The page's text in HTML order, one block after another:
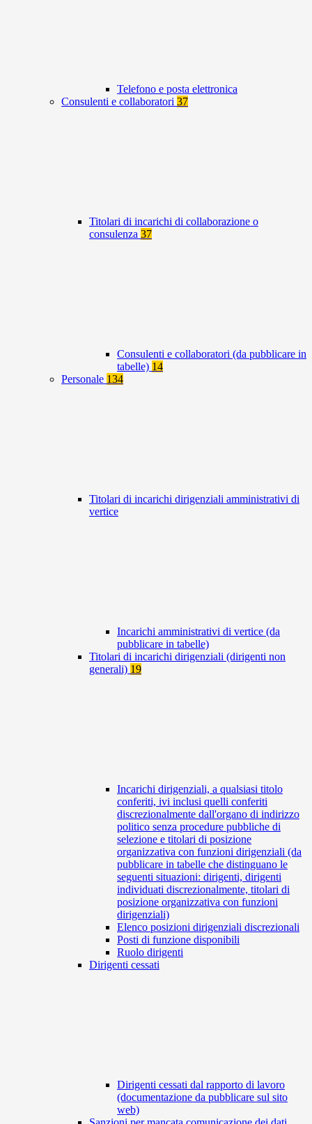
Telefono e posta elettronica
Consulenti e collaboratori 37
Titolari di incarichi di collaborazione o
consulenza 37
Consulenti e collaboratori (da pubblicare in
tabelle) 14
Personale 134
Titolari di incarichi dirigenziali amministrativi di
vertice
Incarichi amministrativi di vertice (da
pubblicare in tabelle)
Titolari di incarichi dirigenziali (dirigenti non
generali) 19
Incarichi dirigenziali, a qualsiasi titolo
conferiti, ivi inclusi quelli conferiti
discrezionalmente dall'organo di indirizzo
politico senza procedure pubbliche di
selezione e titolari di posizione
organizzativa con funzioni dirigenziali (da
pubblicare in tabelle che distinguano le
seguenti situazioni: dirigenti, dirigenti
individuati discrezionalmente, titolari di
posizione organizzativa con funzioni
dirigenziali)
Elenco posizioni dirigenziali discrezionali
Posti di funzione disponibili
Ruolo dirigenti
Dirigenti cessati
Dirigenti cessati dal rapporto di lavoro
(documentazione da pubblicare sul sito
web)